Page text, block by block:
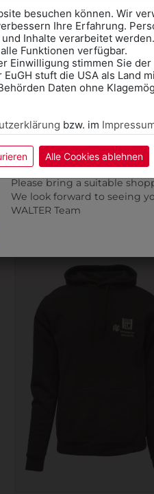
1HTLESTSWEAT1
KAPUZEN SWEATER
MECHATRONIK
€ 29,90
besuchen können. Wir
Ihre Erfahrung.
Inhalte verarbeitet
Funktionen verfügbar.
Einwilligung stimmen Sie
stuft die USA als Land
Daten ohne
bzw. im
Alle Cookies ablehnen
das Kalendersymbol.
Ohne Termin kann es zu
Bitte nehmen Sie eine
für Ihren Einkauf mit.
Wir freuen uns - Das
correct school.
calendar icon.
Without an appointment,
Please bring a suitable
We look forward to seeing
WALTER Team